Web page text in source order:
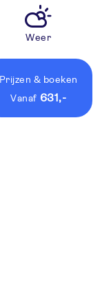
Weer
Prijzen & boeken
vanaf 631,-